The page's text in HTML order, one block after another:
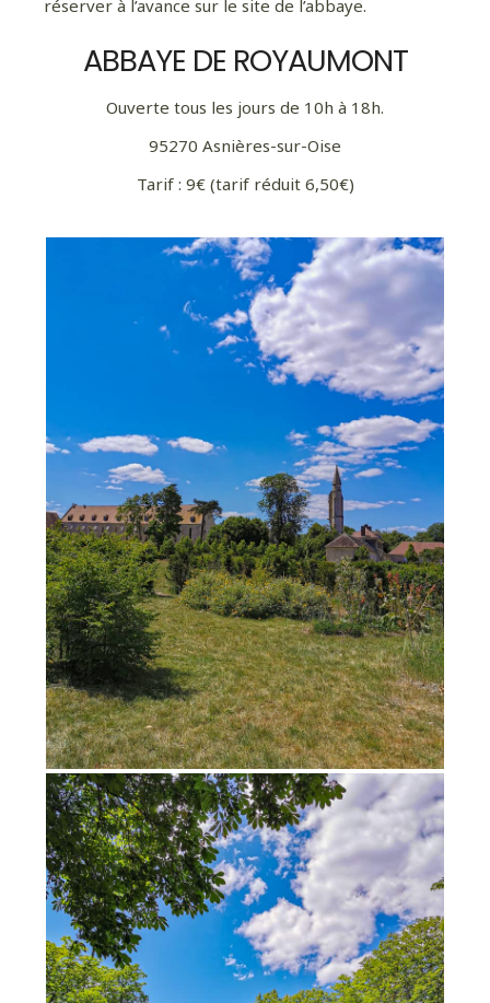
réserver à l’avance sur le site de l’abbaye.
ABBAYE DE ROYAUMONT
Ouverte tous les jours de 10h à 18h.
95270 Asnières-sur-Oise
Tarif : 9€ (tarif réduit 6,50€)